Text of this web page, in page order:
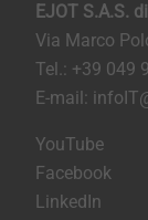
EJOT S.A.S.
Via Marco
Tel.: +39 049
E-mail:
YouTube
Facebook
LinkedIn